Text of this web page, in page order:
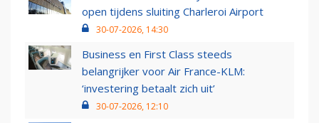
open tijdens sluiting Charleroi Airport
30-07-2026, 14:30
Business en First Class steeds
belangrijker voor Air France-KLM:
‘investering betaalt zich uit’
30-07-2026, 12:10